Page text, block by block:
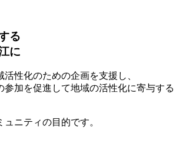
る
に
性化のための企画を支援し、
参加を促進して地域の活性化に寄与する
ニティの目的です。